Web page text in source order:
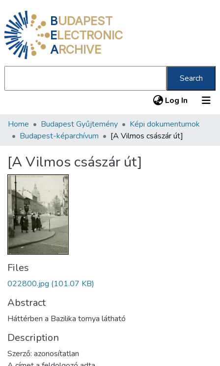
BUDAPEST
ELECTRONIC
ARCHIVE
Search
Log In (current)
Communities & Collections
Statistics
About us
Home Budapest Gyűjtemény
Képi dokumentumok
Budapest-képarchívum
[A Vilmos császár út]
[A Vilmos császár út]
Files
022800.jpg (101.07 KB)
Abstract
Háttérben a Bazilika tornya látható
Description
Szerző: azonosítatlan